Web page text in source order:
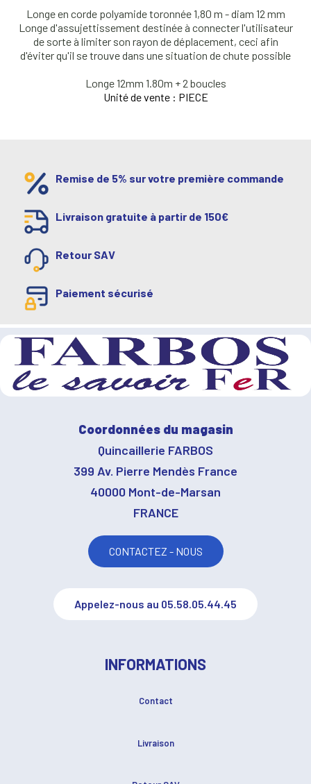
Longe en corde polyamide toronnée 1,80 m - diam 12 mm
Longe d'assujettissement destinée à connecter l'utilisateur
de sorte à limiter son rayon de déplacement, ceci afin
d'éviter qu'il se trouve dans une situation de chute possible
Longe 12mm 1.80m + 2 boucles
Unité de vente : PIECE
Remise de 5% sur votre première commande
Livraison gratuite à partir de 150€
Retour SAV
Paiement sécurisé
Coordonnées du magasin
Quincaillerie FARBOS
399 Av. Pierre Mendès France
40000 Mont-de-Marsan
FRANCE
CONTACTEZ - NOUS
Appelez-nous au 05.58.05.44.45
INFORMATIONS
Contact
Livraison